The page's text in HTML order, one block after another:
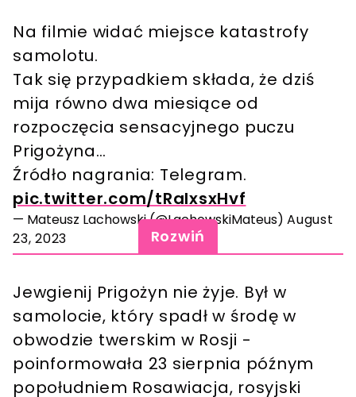
Na filmie widać miejsce katastrofy
samolotu.
Tak się przypadkiem składa, że dziś
mija równo dwa miesiące od
rozpoczęcia sensacyjnego puczu
Prigożyna…
Źródło nagrania: Telegram.
pic.twitter.com/tRalxsxHvf
— Mateusz Lachowski (@LachowskiMateus) August
23, 2023
Rozwiń
Jewgienij Prigożyn nie żyje. Był w
samolocie, który spadł w środę w
obwodzie twerskim w Rosji -
poinformowała 23 sierpnia późnym
popołudniem Rosawiacja, rosyjski